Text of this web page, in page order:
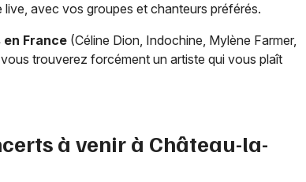
avec vos groupes et chanteurs préférés.
France (Céline Dion, Indochine, Mylène Farmer,
trouverez forcément un artiste qui vous plaît
à venir à Château-la-